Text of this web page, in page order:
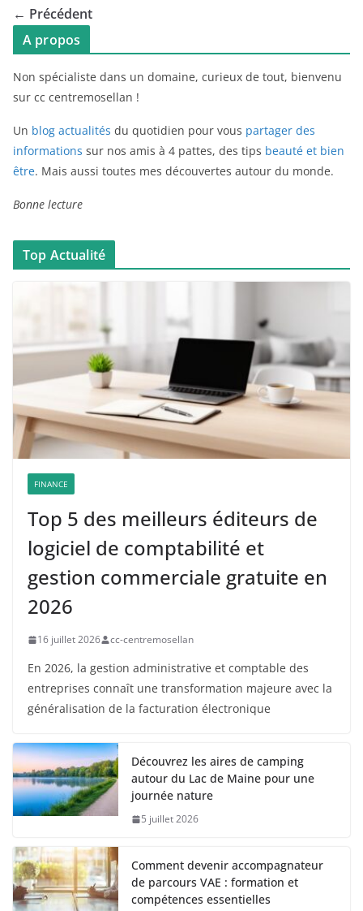
← Précédent
A propos
Non spécialiste dans un domaine, curieux de tout, bienvenu
sur cc centremosellan !
Un blog actualités du quotidien pour vous partager des
informations sur nos amis à 4 pattes, des tips beauté et bien
être. Mais aussi toutes mes découvertes autour du monde.
Bonne lecture
Top Actualité
FINANCE
Top 5 des meilleurs éditeurs de
logiciel de comptabilité et
gestion commerciale gratuite en
2026
16 juillet 2026 cc-centremosellan
En 2026, la gestion administrative et comptable des
entreprises connaît une transformation majeure avec la
généralisation de la facturation électronique
Découvrez les aires de camping
autour du Lac de Maine pour une
journée nature
5 juillet 2026
Comment devenir accompagnateur
de parcours VAE : formation et
compétences essentielles